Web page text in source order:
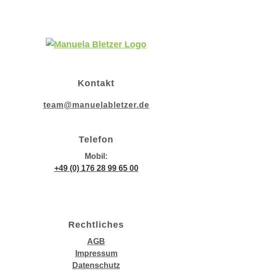
Kontakt
team@manuelabletzer.de
Telefon
Mobil:
+49 (0) 176 28 99 65 00
Rechtliches
AGB
Impressum
Datenschutz